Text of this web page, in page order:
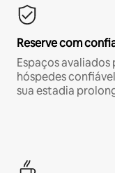
Reserve com
Espaços
hóspedes
sua estadia